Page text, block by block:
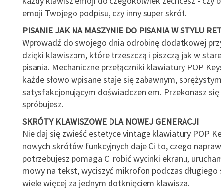
emoji Twojego podpisu, czy inny super skrót.
PISANIE JAK NA MASZYNIE DO PISANIA W STYLU
Wprowadź do swojego dnia odrobinę dodatkowej
dzięki klawiszom, które trzeszczą i piszczą jak w
pisania. Mechaniczne przełączniki klawiatury POP
każde słowo wpisane staje się zabawnym,
satysfakcjonującym doświadczeniem. Przekonasz
spróbujesz.
SKRÓTY KLAWISZOWE DLA NOWEJ GENERACJI
Nie daj się zwieść estetyce vintage klawiatury POP
nowych skrótów funkcyjnych daje Ci to, czego
potrzebujesz pomaga Ci robić wycinki ekranu,
mowy na tekst, wyciszyć mikrofon podczas długiego
wiele więcej za jednym dotknięciem klawisza.